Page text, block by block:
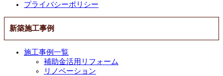
プライバシーポリシー
新築施工事例
施工事例一覧
補助金活用リフォーム
リノベーション